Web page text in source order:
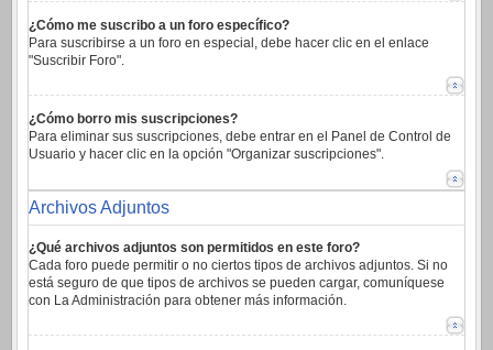
¿Cómo me suscribo a un foro específico?
Para suscribirse a un foro en especial, debe hacer clic en el enlace
"Suscribir Foro".
¿Cómo borro mis suscripciones?
Para eliminar sus suscripciones, debe entrar en el Panel de Control de
Usuario y hacer clic en la opción "Organizar suscripciones".
Archivos Adjuntos
¿Qué archivos adjuntos son permitidos en este foro?
Cada foro puede permitir o no ciertos tipos de archivos adjuntos. Si no
está seguro de que tipos de archivos se pueden cargar, comuníquese
con La Administración para obtener más información.